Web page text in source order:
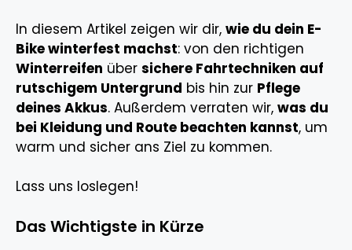
In diesem Artikel zeigen wir dir, wie du dein E-
Bike winterfest machst: von den richtigen
Winterreifen über sichere Fahrtechniken auf
rutschigem Untergrund bis hin zur Pflege
deines Akkus. Außerdem verraten wir, was du
bei Kleidung und Route beachten kannst, um
warm und sicher ans Ziel zu kommen.
Lass uns loslegen!
Das Wichtigste in Kürze